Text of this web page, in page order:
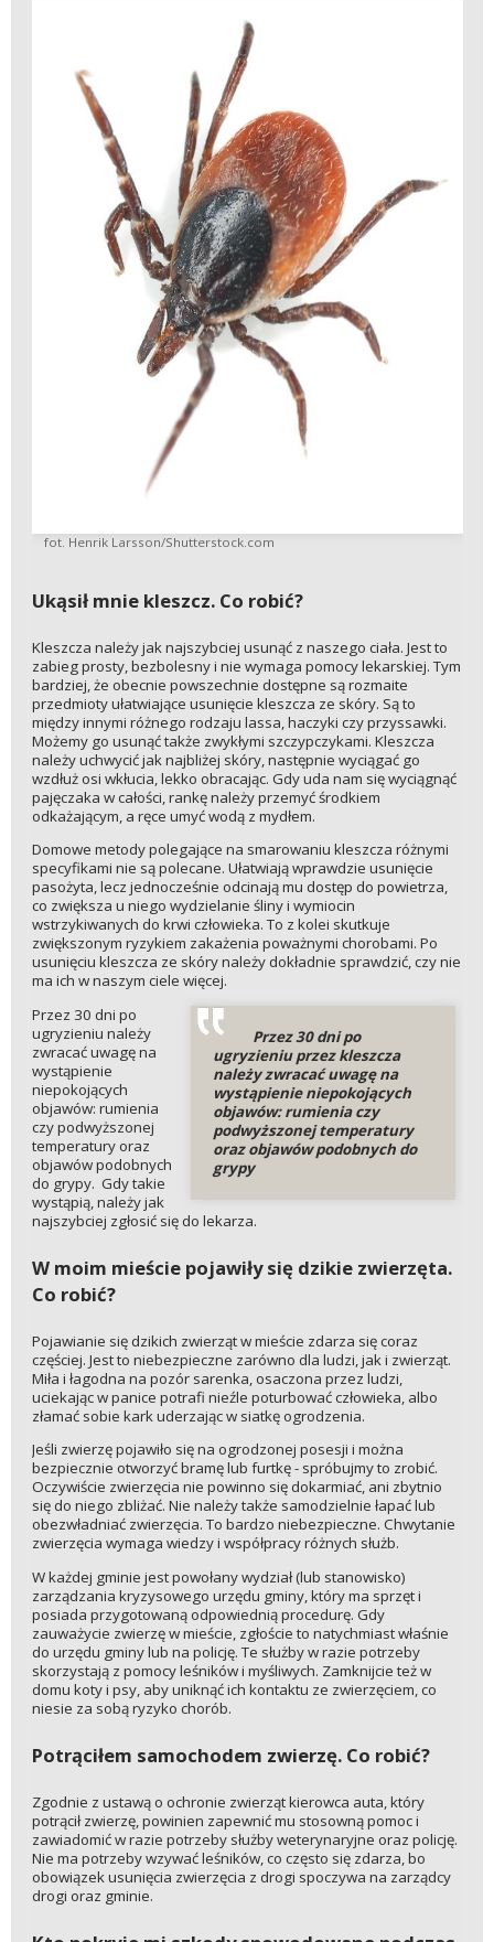
fot. Henrik Larsson/Shutterstock.com
Ukąsił mnie kleszcz. Co robić?
Kleszcza należy jak najszybciej usunąć z naszego ciała. Jest to
zabieg prosty, bezbolesny i nie wymaga pomocy lekarskiej. Tym
bardziej, że obecnie powszechnie dostępne są rozmaite
przedmioty ułatwiające usunięcie kleszcza ze skóry. Są to
między innymi różnego rodzaju lassa, haczyki czy przyssawki.
Możemy go usunąć także zwykłymi szczypczykami. Kleszcza
należy uchwycić jak najbliżej skóry, następnie wyciągać go
wzdłuż osi wkłucia, lekko obracając. Gdy uda nam się wyciągnąć
pajęczaka w całości, rankę należy przemyć środkiem
odkażającym, a ręce umyć wodą z mydłem.
Domowe metody polegające na smarowaniu kleszcza różnymi
specyfikami nie są polecane. Ułatwiają wprawdzie usunięcie
pasożyta, lecz jednocześnie odcinają mu dostęp do powietrza,
co zwiększa u niego wydzielanie śliny i wymiocin
wstrzykiwanych do krwi człowieka. To z kolei skutkuje
zwiększonym ryzykiem zakażenia poważnymi chorobami. Po
usunięciu kleszcza ze skóry należy dokładnie sprawdzić, czy nie
ma ich w naszym ciele więcej.
Przez 30 dni po
ugryzieniu przez kleszcza
należy zwracać uwagę na
wystąpienie niepokojących
objawów: rumienia czy
podwyższonej temperatury
oraz objawów podobnych do
grypy
Przez 30 dni po
ugryzieniu należy
zwracać uwagę na
wystąpienie
niepokojących
objawów: rumienia
czy podwyższonej
temperatury oraz
objawów podobnych
do grypy. Gdy takie
wystąpią, należy jak
najszybciej zgłosić się do lekarza.
W moim mieście pojawiły się dzikie zwierzęta.
Co robić?
Pojawianie się dzikich zwierząt w mieście zdarza się coraz
częściej. Jest to niebezpieczne zarówno dla ludzi, jak i zwierząt.
Miła i łagodna na pozór sarenka, osaczona przez ludzi,
uciekając w panice potrafi nieźle poturbować człowieka, albo
złamać sobie kark uderzając w siatkę ogrodzenia.
Jeśli zwierzę pojawiło się na ogrodzonej posesji i można
bezpiecznie otworzyć bramę lub furtkę - spróbujmy to zrobić.
Oczywiście zwierzęcia nie powinno się dokarmiać, ani zbytnio
się do niego zbliżać. Nie należy także samodzielnie łapać lub
obezwładniać zwierzęcia. To bardzo niebezpieczne. Chwytanie
zwierzęcia wymaga wiedzy i współpracy różnych służb.
W każdej gminie jest powołany wydział (lub stanowisko)
zarządzania kryzysowego urzędu gminy, który ma sprzęt i
posiada przygotowaną odpowiednią procedurę. Gdy
zauważycie zwierzę w mieście, zgłoście to natychmiast właśnie
do urzędu gminy lub na policję. Te służby w razie potrzeby
skorzystają z pomocy leśników i myśliwych. Zamknijcie też w
domu koty i psy, aby uniknąć ich kontaktu ze zwierzęciem, co
niesie za sobą ryzyko chorób.
Potrąciłem samochodem zwierzę. Co robić?
Zgodnie z ustawą o ochronie zwierząt kierowca auta, który
potrącił zwierzę, powinien zapewnić mu stosowną pomoc i
zawiadomić w razie potrzeby służby weterynaryjne oraz policję.
Nie ma potrzeby wzywać leśników, co często się zdarza, bo
obowiązek usunięcia zwierzęcia z drogi spoczywa na zarządcy
drogi oraz gminie.